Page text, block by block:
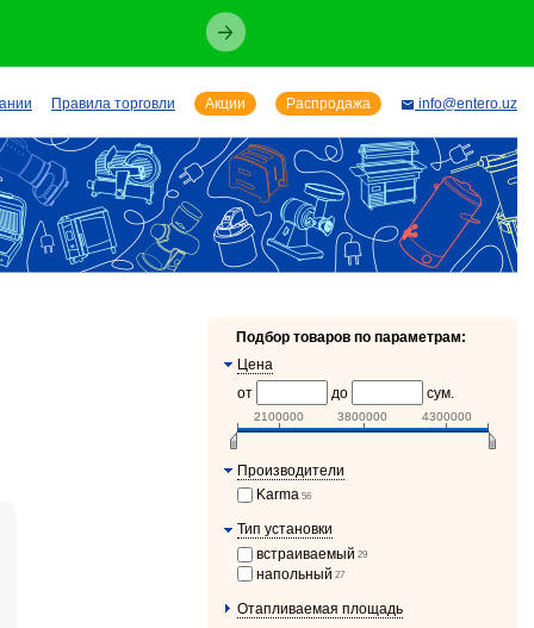
Подбор товаров по параметрам:
Цена
от
до сум.
2100000 3800000 4300000
Производители
Karma 56
Тип установки
встраиваемый 29
напольный 27
Отапливаемая площадь
Правила торговли Акции Распродажа info@entero.uz